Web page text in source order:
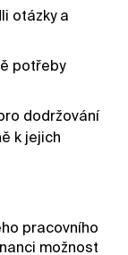
otázky a
potřeby
dodržování
k jejich
pracovního
možnost